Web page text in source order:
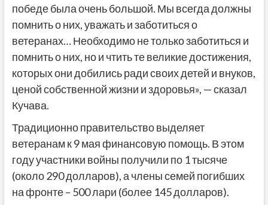
победе была очень большой. Мы всегда должны
помнить о них, уважать и заботиться о
ветеранах… Необходимо не только заботиться и
помнить о них, но и чтить те великие достижения,
которых они добились ради своих детей и внуков,
ценой собственной жизни и здоровья», — сказал
Кучава.
Традиционно правительство выделяет
ветеранам к 9 мая финансовую помощь. В этом
году участники войны получили по 1 тысяче
(около 290 долларов), а члены семей погибших
на фронте – 500 лари (более 145 долларов).